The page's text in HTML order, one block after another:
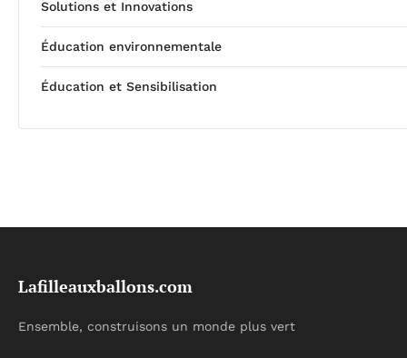
Solutions et Innovations
Éducation environnementale
Éducation et Sensibilisation
Lafilleauxballons.com
Ensemble, construisons un monde plus vert